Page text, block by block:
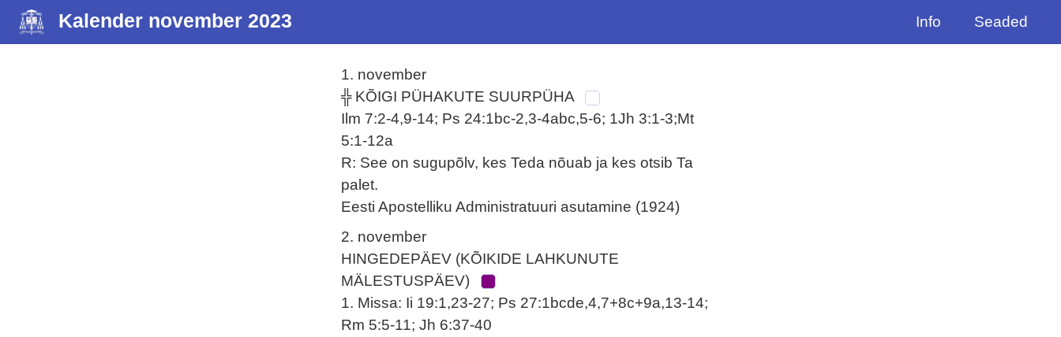
Kalender november 2023 Info Seaded
1. november
╬ KÕIGI PÜHAKUTE SUURPÜHA
Ilm 7:2-4,9-14; Ps 24:1bc-2,3-4abc,5-6; 1Jh 3:1-3;Mt
5:1-12a
R: See on sugupõlv, kes Teda nõuab ja kes otsib Ta
palet.
Eesti Apostelliku Administratuuri asutamine (1924)
2. november
HINGEDEPÄEV (KÕIKIDE LAHKUNUTE
MÄLESTUSPÄEV)
1. Missa: Ii 19:1,23-27; Ps 27:1bcde,4,7+8c+9a,13-14;
Rm 5:5-11; Jh 6:37-40